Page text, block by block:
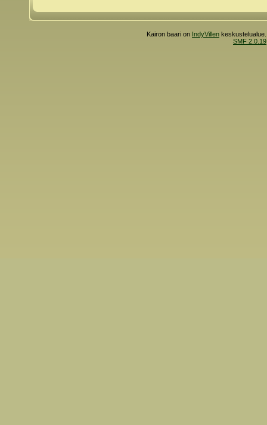
Kairon baari on IndyVillen
SMF 2.0.19